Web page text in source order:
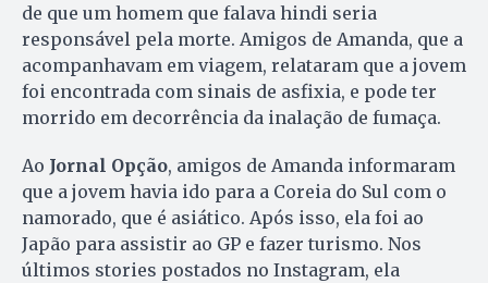
de que um homem que falava hindi seria
responsável pela morte. Amigos de Amanda, que a
acompanhavam em viagem, relataram que a jovem
foi encontrada com sinais de asfixia, e pode ter
morrido em decorrência da inalação de fumaça.
Ao Jornal Opção, amigos de Amanda informaram
que a jovem havia ido para a Coreia do Sul com o
namorado, que é asiático. Após isso, ela foi ao
Japão para assistir ao GP e fazer turismo. Nos
últimos stories postados no Instagram, ela